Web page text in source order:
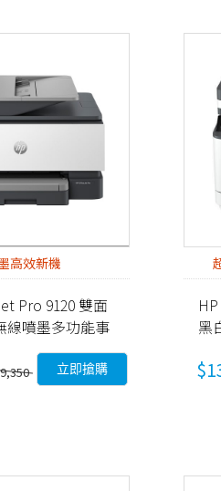
高效新機
Pro 9120 雙面
線噴墨多功能事
立即搶購
黑